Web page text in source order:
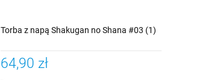
Torba z napą Shakugan no Shana #03 (1)
64,90 zł